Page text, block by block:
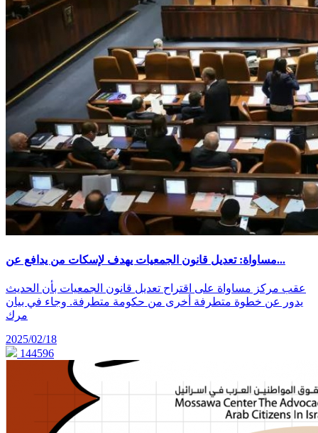
مساواة: تعديل قانون الجمعيات يهدف لإسكات من يدافع عن...
عقب مركز مساواة على اقتراح تعديل قانون الجمعيات بأن الحديث
يدور عن خطوة متطرفة أخرى من حكومة متطرفة. وجاء في بيان
مرك
2025/02/18
144596